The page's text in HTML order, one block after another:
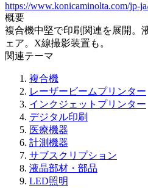
https://www.konicaminolta.com/jp-
概要
複合機中堅で印刷関連を展開。
ェア。X線撮影装置も。
関連テーマ
複合機
レーザービームプリンター
インクジェットプリンター
デジタル印刷
医療機器
計測機器
サブスクリプション
液晶部材・部品
LED照明